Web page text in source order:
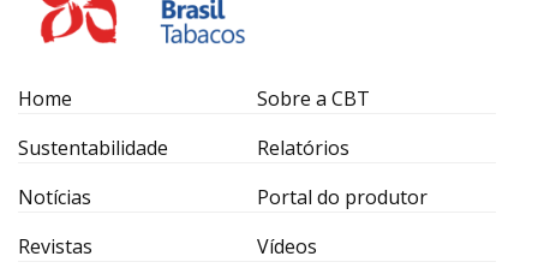
Home
Sobre a CBT
Sustentabilidade
Relatórios
Notícias
Portal do produtor
Revistas
Vídeos